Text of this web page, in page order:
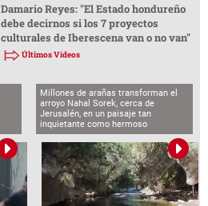
Damario Reyes: "El Estado hondureño
debe decirnos si los 7 proyectos
culturales de Iberescena van o no van"
Últimos Videos
Millones de arañas transforman el
arroyo Nahal Sorek, cerca de
Jerusalén, en un paisaje tan
inquietante como hermoso